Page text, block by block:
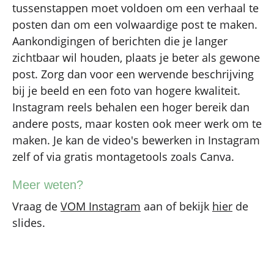
tussenstappen moet voldoen om een verhaal te
posten dan om een volwaardige post te maken.
Aankondigingen of berichten die je langer
zichtbaar wil houden, plaats je beter als gewone
post. Zorg dan voor een wervende beschrijving
bij je beeld en een foto van hogere kwaliteit.
Instagram reels behalen een hoger bereik dan
andere posts, maar kosten ook meer werk om te
maken. Je kan de video's bewerken in Instagram
zelf of via gratis montagetools zoals Canva.
Meer weten?
Vraag de VOM Instagram aan of bekijk hier de
slides.